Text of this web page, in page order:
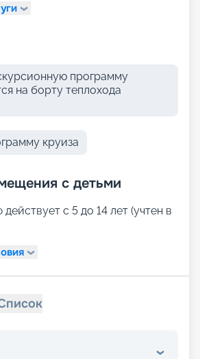
программу
на борту теплохода
круиза
с детьми
с 5 до 14 лет (учтен в